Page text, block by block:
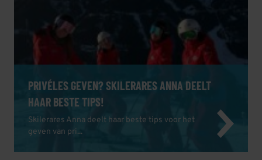
PRIVÉLES GEVEN? SKILERARES ANNA DEELT
HAAR BESTE TIPS!
Skilerares Anna deelt haar beste tips voor het
geven van pri...